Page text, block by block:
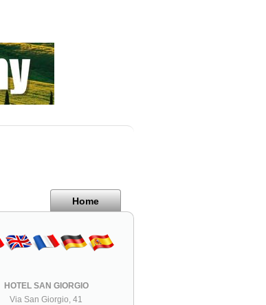
Home
HOTEL SAN GIORGIO
Via San Giorgio, 41